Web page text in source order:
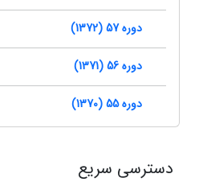
دوره 57 (1372)
دوره 56 (1371)
دوره 55 (1370)
دسترسی سریع